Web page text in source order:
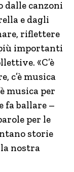
canzoni
e dagli
riflettere
importanti
«C’è
c’è musica
musica per
fa ballare –
per le
storie
nostra